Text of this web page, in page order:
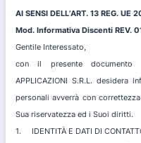
AI SENSI DELL’ART. 13 REG. UE
Mod. Informativa Discenti REV.
Gentile Interessato,
con il presente documento
APPLICAZIONI S.R.L.
personali avverrà con
Sua riservatezza ed i Suoi diritti.
1. IDENTITÀ E DATI DI